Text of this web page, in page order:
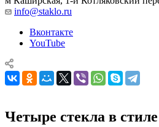
info@staklo.ru
Вконтакте
YouTube
Четыре стекла в